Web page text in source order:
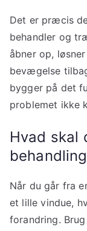
Det er præcis
behandler og
åbner op,
bevægelse
bygger på det
problemet ikke
Hvad skal
Når du går fra
et lille vindue,
forandring.